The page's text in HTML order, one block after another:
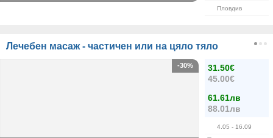
Пловдив
Лечебен масаж - частичен или на цяло тяло
31.50€
45.00€
61.61лв
88.01лв
4.05 - 16.09
-30%